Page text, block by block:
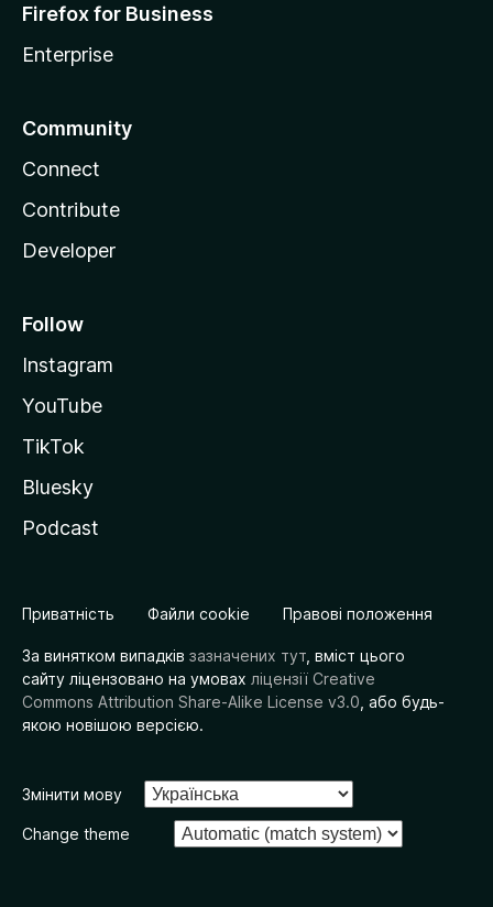
Firefox for Business
Enterprise
Community
Connect
Contribute
Developer
Follow
Instagram
YouTube
TikTok
Bluesky
Podcast
Приватність Файли cookie Правові положення
За винятком випадків зазначених тут , вміст цього
сайту ліцензовано на умовах ліцензії Creative
Commons Attribution Share-Alike License v3.0 , або будь-
якою новішою версією.
Змінити мову
Change theme